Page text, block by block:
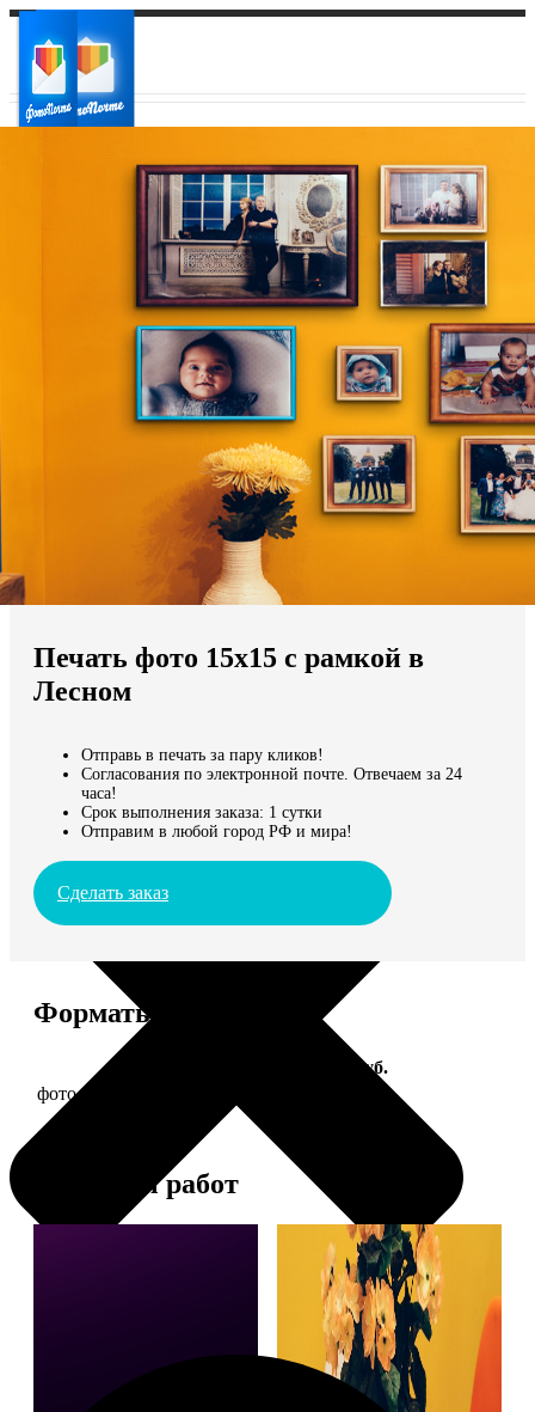
Ваш регион доставки
Выберите из списка:
Мы доставляем по всему миру
Продолжить без города
Печать фото 15х15 с рамкой в
Лесном
Отправь в печать за пару кликов!
Согласования по электронной почте. Отвечаем за 24
часа!
Срок выполнения заказа: 1 сутки
Отправим в любой город РФ и мира!
Сделать заказ
Форматы и цены
Цена, руб.
фото 15х15 в деревянной рамке
Примеры работ